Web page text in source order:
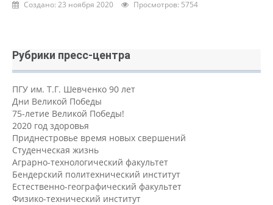
Создано: 23 ноября 2020 Просмотров: 5754
Рубрики пресс-центра
ПГУ им. Т.Г. Шевченко 90 лет
Дни Великой Победы
75-летие Великой Победы!
2020 год здоровья
Приднестровье время новых свершений
Студенческая жизнь
Аграрно-технологический факультет
Бендерский политехнический институт
Естественно-географический факультет
Физико-технический институт